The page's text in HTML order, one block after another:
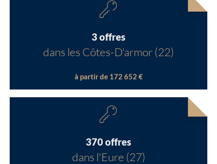
3 offres
dans les Côtes-D'armor (22)
à partir de 172 652 €
370 offres
dans l'Eure (27)